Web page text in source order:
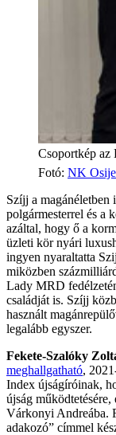
Csoportkép az
Fotó: NK
Szíjj a
polgármesterrel és a
azáltal, hogy ő a
üzleti kör nyári
ingyen nyaraltatta
miközben
Lady MRD
családját is. Szíjj
használt
legalább egyszer.
Fekete-Szalóky
meghallgatható,
Index újságíróinak,
újság működtetésére,
Várkonyi Andreába.
adakozó” címmel